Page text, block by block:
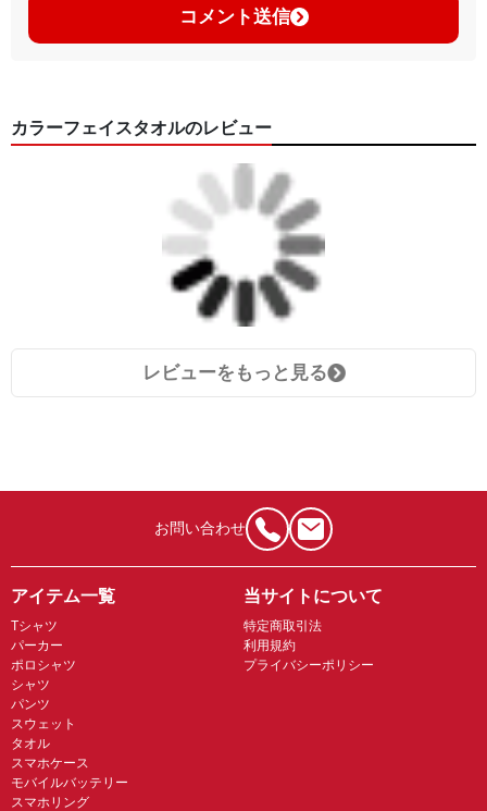
コメント送信
カラーフェイスタオルのレビュー
レビューをもっと見る
お問い合わせ
アイテム一覧
Tシャツ
パーカー
ポロシャツ
シャツ
パンツ
スウェット
タオル
スマホケース
モバイルバッテリー
スマホリング
当サイトについて
特定商取引法
利用規約
プライバシーポリシー